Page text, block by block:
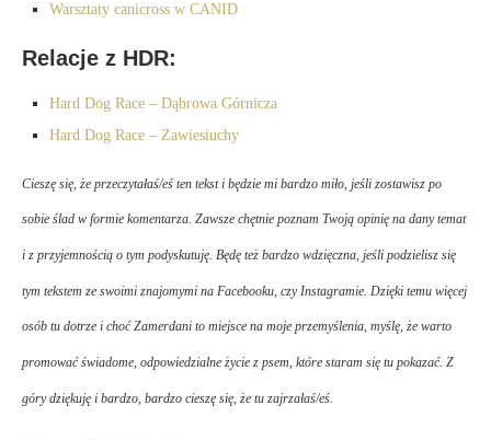
Warsztaty canicross w CANID
Relacje z HDR:
Hard Dog Race – Dąbrowa Górnicza
Hard Dog Race – Zawiesiuchy
Cieszę się, że przeczytałaś/eś ten tekst i będzie mi bardzo miło, jeśli zostawisz po
sobie ślad w formie komentarza. Zawsze chętnie poznam Twoją opinię na dany temat
i z przyjemnością o tym podyskutuję. Będę też bardzo wdzięczna, jeśli podzielisz się
tym tekstem ze swoimi znajomymi na Facebooku, czy Instagramie. Dzięki temu więcej
osób tu dotrze i choć Zamerdani to miejsce na moje przemyślenia, myślę, że warto
promować świadome, odpowiedzialne życie z psem, które staram się tu pokazać. Z
góry dziękuję i bardzo, bardzo cieszę się, że tu zajrzałaś/eś.